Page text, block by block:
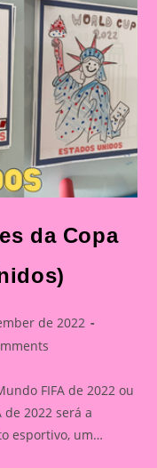
da Copa
de 2022
FIFA de 2022 ou
2022 será a
esportivo, um…